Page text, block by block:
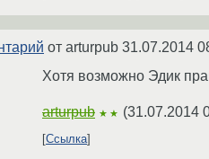
от arturpub 31.07.2014
Хотя возможно Эдик
arturpub ★★ (31.07.2014
Ссылка